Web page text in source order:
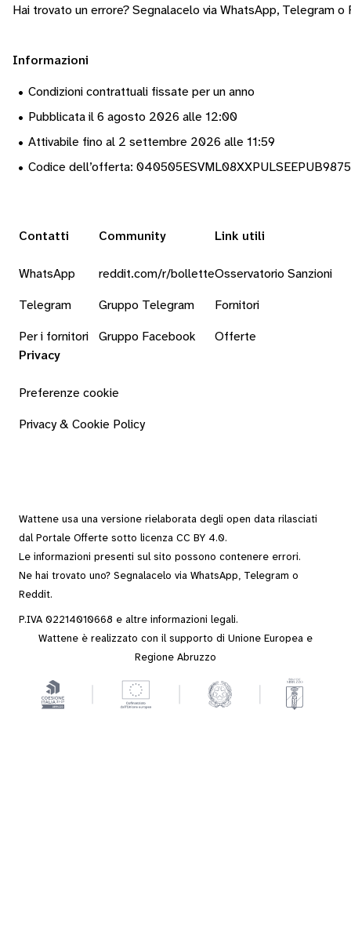
Hai trovato un errore? Segnalacelo via WhatsApp, Telegram o
Informazioni
• Condizioni contrattuali fissate per un anno
• Pubblicata il 6 agosto 2026 alle 12:00
• Attivabile fino al 2 settembre 2026 alle 11:59
• Codice dell’offerta:
Contatti
WhatsApp
Telegram
Per i fornitori
Community
reddit.com/r/bollette
Gruppo Telegram
Gruppo Facebook
Link utili
Osservatorio Sanzioni
Fornitori
Offerte
Privacy
Preferenze cookie
Privacy & Cookie Policy
Wattene usa una versione rielaborata degli open data rilasciati
dal Portale Offerte sotto licenza CC BY 4.0.
Le informazioni presenti sul sito possono contenere errori.
Ne hai trovato uno? Segnalacelo via WhatsApp, Telegram o
Reddit.
P.IVA 02214010668 e altre informazioni legali.
Wattene è realizzato con il supporto di Unione Europea e
Regione Abruzzo